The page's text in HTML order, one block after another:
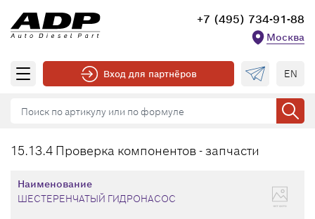
+7 (495) 734-91-88
Москва
Вход для партнёров EN
15.13.4 Проверка компонентов - запчасти
Наименование
ШЕСТЕРЕНЧАТЫЙ ГИДРОНАСОС